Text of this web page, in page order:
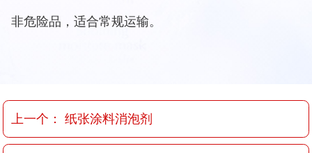
非危险品，适合常规运输。
上一个： 纸张涂料消泡剂